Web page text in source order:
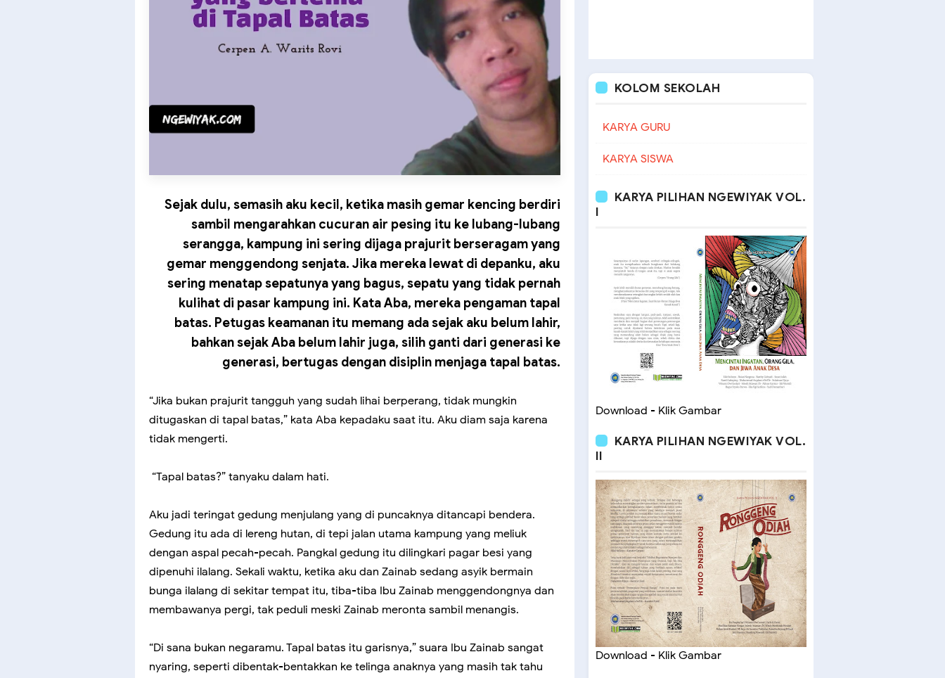
Sejak dulu, semasih aku kecil, ketika masih gemar kencing berdiri
sambil mengarahkan cucuran air pesing itu ke lubang-lubang
serangga, kampung ini sering dijaga prajurit berseragam yang
gemar menggendong senjata. Jika mereka lewat di depanku, aku
sering menatap sepatunya yang bagus, sepatu yang tidak pernah
kulihat di pasar kampung ini. Kata Aba, mereka pengaman tapal
batas. Petugas keamanan itu memang ada sejak aku belum lahir,
bahkan sejak Aba belum lahir juga, silih ganti dari generasi ke
generasi, bertugas dengan disiplin menjaga tapal batas.
“Jika bukan prajurit tangguh yang sudah lihai berperang, tidak mungkin
ditugaskan di tapal batas,” kata Aba kepadaku saat itu. Aku diam saja karena
tidak mengerti.
“Tapal batas?” tanyaku dalam hati.
Aku jadi teringat gedung menjulang yang di puncaknya ditancapi bendera.
Gedung itu ada di lereng hutan, di tepi jalan utama kampung yang meliuk
dengan aspal pecah-pecah. Pangkal gedung itu dilingkari pagar besi yang
dipenuhi ilalang. Sekali waktu, ketika aku dan Zainab sedang asyik bermain
bunga ilalang di sekitar tempat itu, tiba-tiba Ibu Zainab menggendongnya dan
membawanya pergi, tak peduli meski Zainab meronta sambil menangis.
“Di sana bukan negaramu. Tapal batas itu garisnya,” suara Ibu Zainab sangat
nyaring, seperti dibentak-bentakkan ke telinga anaknya yang masih tak tahu
KOLOM SEKOLAH
KARYA GURU
KARYA SISWA
KARYA PILIHAN NGEWIYAK VOL.
I
Download - Klik Gambar
KARYA PILIHAN NGEWIYAK VOL.
II
Download - Klik Gambar